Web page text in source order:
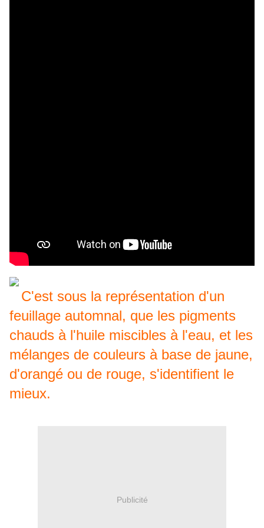
C'est sous la représentation d'un
feuillage automnal, que les pigments
chauds à l'huile miscibles à l'eau, et les
mélanges de couleurs à base de jaune,
d'orangé ou de rouge, s'identifient le
mieux.
Publicité